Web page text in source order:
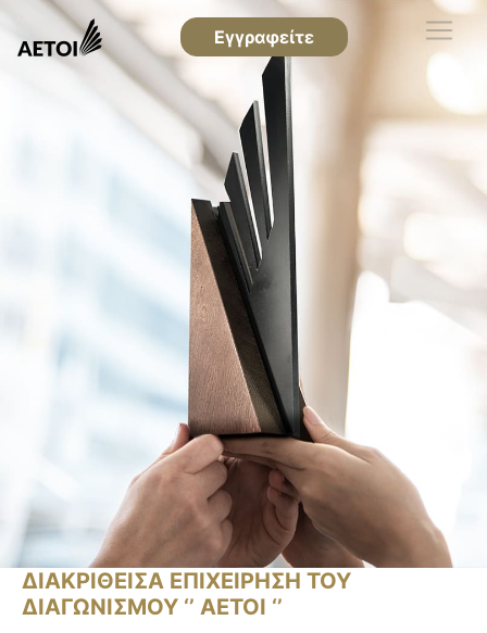
Εγγραφείτε
ΔΙΑΚΡΙΘΕΙΣΑ ΕΠΙΧΕΙΡΗΣΗ ΤΟΥ
ΔΙΑΓΩΝΙΣΜΟΥ ‘’ ΑΕΤΟΙ ‘’